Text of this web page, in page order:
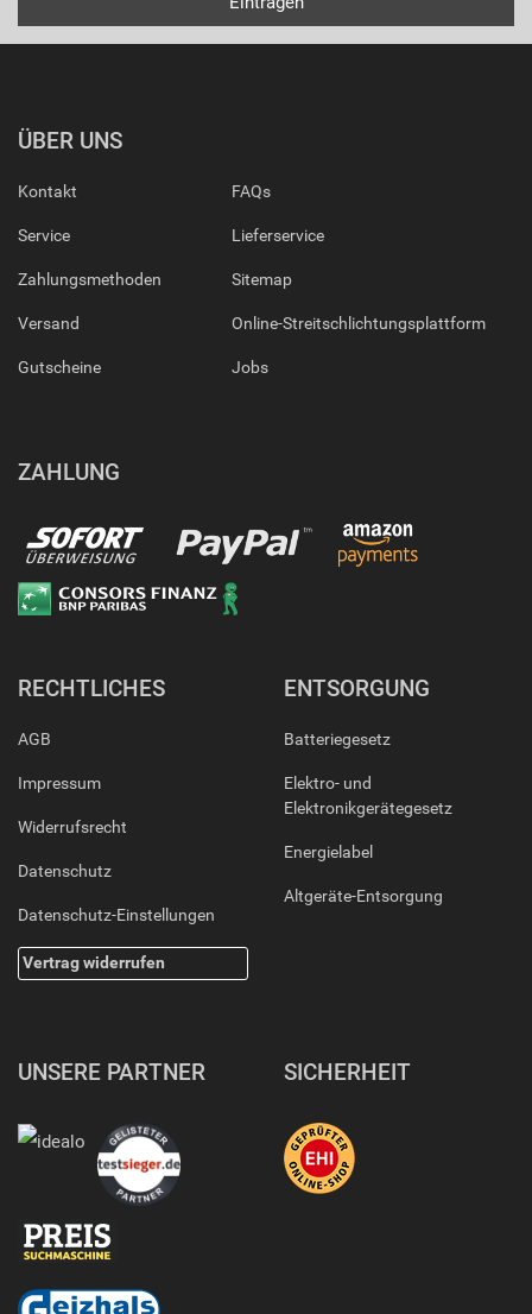
ÜBER UNS
Kontakt
Service
Zahlungsmethoden
Versand
Gutscheine
FAQs
Lieferservice
Sitemap
Online-Streitschlichtungsplattform
Jobs
ZAHLUNG
RECHTLICHES
AGB
Impressum
Widerrufsrecht
Datenschutz
Datenschutz-Einstellungen
Vertrag widerrufen
ENTSORGUNG
Batteriegesetz
Elektro- und
Elektronikgerätegesetz
Energielabel
Altgeräte-Entsorgung
UNSERE PARTNER SICHERHEIT